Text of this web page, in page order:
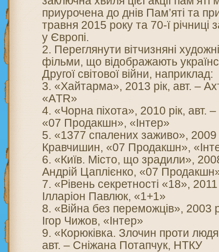
приурочена до днів Пам’яті та
травня 2015 року та 70-ї річниці
у Європі.
Переглянути вітчизняні
фільми, що відображають
Другої світової війни, наприклад:
«Хайтарма», 2013 рік, авт. –
«АTR»
«Чорна піхота», 2010 рік, авт.
«07 Продакшн», «Інтер»
«1377 спалених заживо», 2009
Кравчишин, «07 Продакшн»,
«Київ. Місто, що зрадили»,
Андрій Цаплієнко, «07
«Рівень секретності «18», 2011
Ілларіон Павлюк, «1+1»
«Війна без переможців», 2003
Ігор Чижов, «Інтер»
«Корюківка. Злочин проти
авт. – Сніжана Потапчук, НТКУ